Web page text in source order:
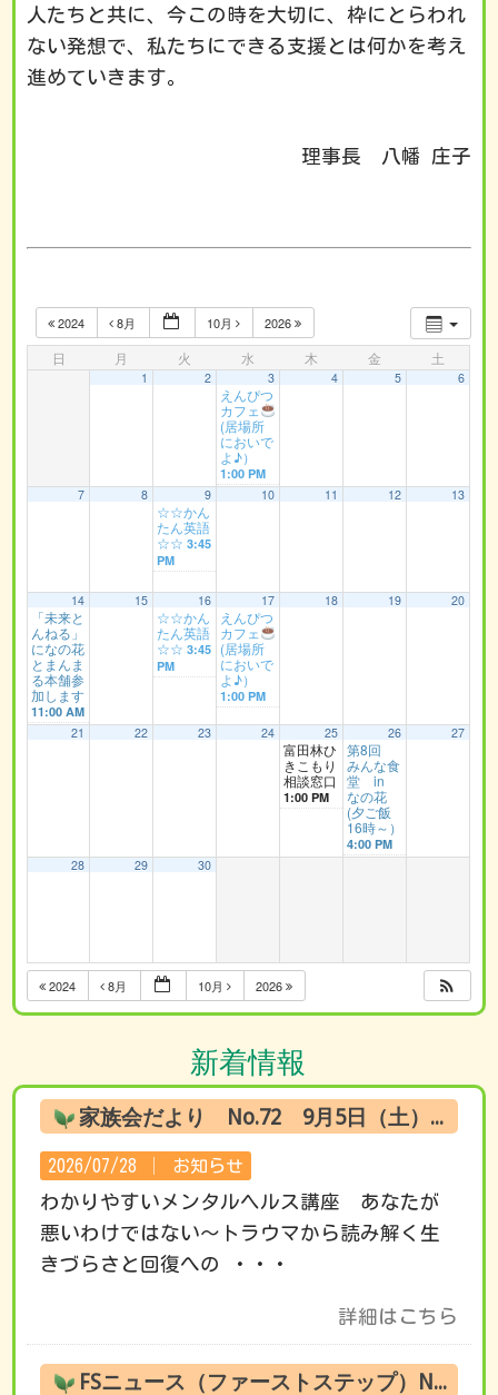
人たちと共に、今この時を大切に、枠にとらわれ
ない発想で、私たちにできる支援とは何かを考え
進めていきます。
理事長 八幡 庄子
2024 8月 10月 2026
日 月 火 水 木 金 土
1 2 3
えんぴつ
カフェ
(居場所
においで
よ♪）
1:00 PM
4 5 6
7 8 9
☆☆かん
たん英語
☆☆3:45
PM
10 11 12 13
14
「未来と
んねる」
になの花
とまんま
る本舗参
加します
11:00 AM
15 16
☆☆かん
たん英語
☆☆3:45
PM
17
えんぴつ
カフェ
(居場所
においで
よ♪）
1:00 PM
18 19 20
21 22 23 24 25
富田林ひ
きこもり
相談窓口
1:00 PM
26
第8回
みんな食
堂 in
なの花
(夕ご飯
16時～）
4:00 PM
27
28 29 30
2024 8月 10月 2026
新着情報
家族会だより No.72 9月5日（土） オンライン試聴のお知らせ
2026/07/28 │ お知らせ
わかりやすいメンタルヘルス講座 あなたが
悪いわけではない～トラウマから読み解く生
きづらさと回復への ・・・
詳細はこちら
FSニュース（ファーストステップ）No.222 8月の活動です